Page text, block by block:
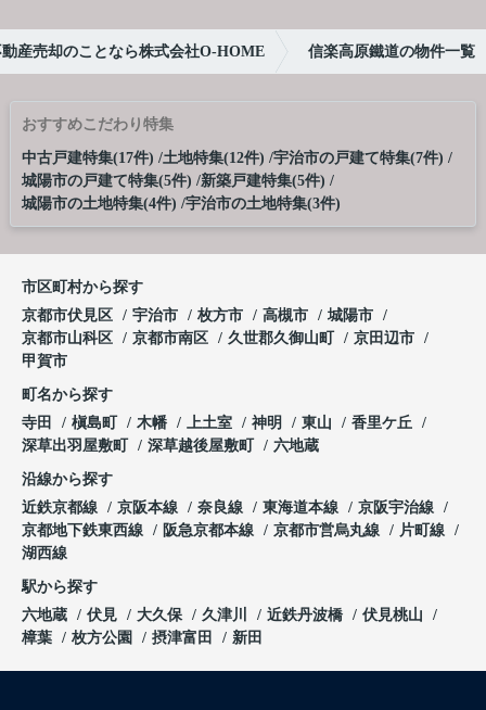
産売却のことなら株式会社O-HOME 信楽高原鐵道の物件一覧
おすすめこだわり特集
中古戸建特集(17件) 土地特集(12件) 宇治市の戸建て特集(7件)
城陽市の戸建て特集(5件) 新築戸建特集(5件)
城陽市の土地特集(4件) 宇治市の土地特集(3件)
市区町村から探す
京都市伏見区
宇治市 枚方市 高槻市
城陽市
京都市山科区
京都市南区 久世郡久御山町
京田辺市
甲賀市
町名から探す
寺田
槇島町 木幡 上土室 神明 東山
香里ケ丘
深草出羽屋敷町
深草越後屋敷町 六地蔵
沿線から探す
近鉄京都線
京阪本線 奈良線 東海道本線
京阪宇治線
京都地下鉄東西線
阪急京都本線 京都市営烏丸線
片町線
湖西線
駅から探す
六地蔵
伏見 大久保 久津川 近鉄丹波橋
伏見桃山
樟葉
枚方公園 摂津富田 新田